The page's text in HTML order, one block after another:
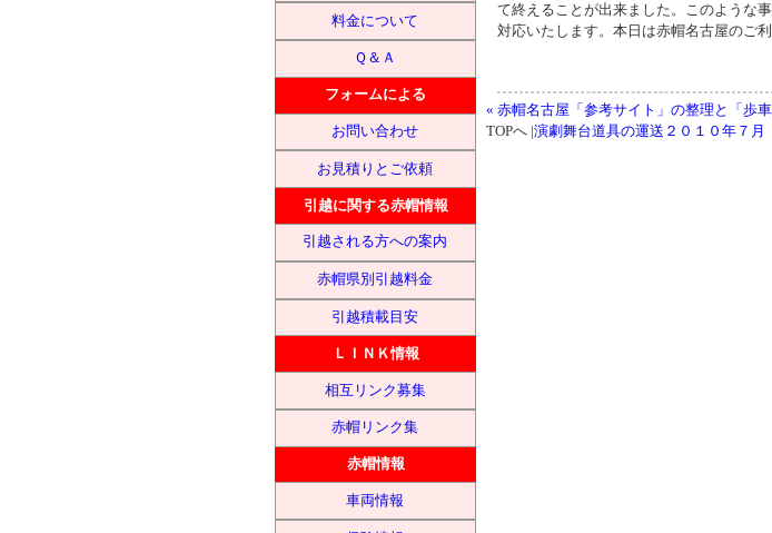
料金について
Ｑ＆Ａ
フォームによる
お問い合わせ
お見積りとご依頼
引越に関する赤帽情報
引越される方への案内
赤帽県別引越料金
引越積載目安
ＬＩＮＫ情報
相互リンク募集
赤帽リンク集
赤帽情報
車両情報
て終えることが出来ました。このような
対応いたします。本日は赤帽名古屋のご
« 赤帽名古屋「参考サイト」の整理と「歩車
TOPへ | 演劇舞台道具の運送２０１０年７月